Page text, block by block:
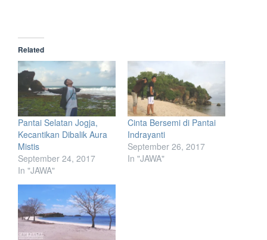
Related
Pantai Selatan Jogja,
Kecantikan Dibalik Aura
Mistis
September 24, 2017
In "JAWA"
Cinta Bersemi di Pantai
Indrayanti
September 26, 2017
In "JAWA"